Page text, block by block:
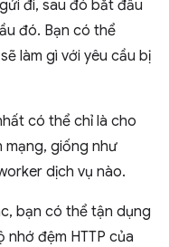
đi, sau đó bắt đầu
đó. Bạn có thể
làm gì với yêu cầu bị
có thể chỉ là cho
mạng, giống như
dịch vụ nào.
bạn có thể tận dụng
đệm HTTP của